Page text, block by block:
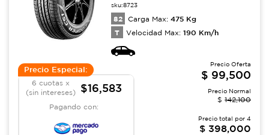
sku:8723
82 Carga Max: 475 Kg
T Velocidad Max: 190 Km/h
Precio Especial:
6 cuotas x
(sin intereses)
$16,583
Pagando con:
Precio Oferta
$ 99,500
Precio Normal
$ 142,100
Precio total por 4
$ 398,000